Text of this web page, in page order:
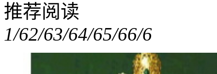
推荐阅读
1/62/63/64/65/66/6